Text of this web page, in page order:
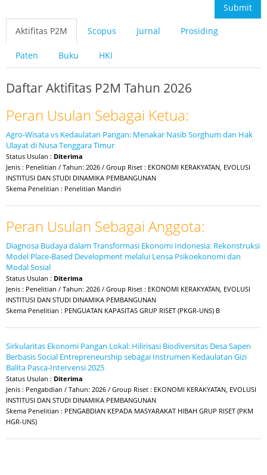
Submit
Aktifitas P2M Scopus Jurnal Prosiding
Paten Buku HKI
Daftar Aktifitas P2M Tahun 2026
Peran Usulan Sebagai Ketua:
Agro-Wisata vs Kedaulatan Pangan: Menakar Nasib Sorghum dan Hak
Ulayat di Nusa Tenggara Timur
Status Usulan : Diterima
Jenis : Penelitian / Tahun: 2026 / Group Riset : EKONOMI KERAKYATAN, EVOLUSI
INSTITUSI DAN STUDI DINAMIKA PEMBANGUNAN
Skema Penelitian : Penelitian Mandiri
Peran Usulan Sebagai Anggota:
Diagnosa Budaya dalam Transformasi Ekonomi Indonesia: Rekonstruksi
Model Place-Based Development melalui Lensa Psikoekonomi dan
Modal Sosial
Status Usulan : Diterima
Jenis : Penelitian / Tahun: 2026 / Group Riset : EKONOMI KERAKYATAN, EVOLUSI
INSTITUSI DAN STUDI DINAMIKA PEMBANGUNAN
Skema Penelitian : PENGUATAN KAPASITAS GRUP RISET (PKGR-UNS) B
Sirkularitas Ekonomi Pangan Lokal: Hilirisasi Biodiversitas Desa Sapen
Berbasis Social Entrepreneurship sebagai Instrumen Kedaulatan Gizi
Balita Pasca-Intervensi 2025
Status Usulan : Diterima
Jenis : Pengabdian / Tahun: 2026 / Group Riset : EKONOMI KERAKYATAN, EVOLUSI
INSTITUSI DAN STUDI DINAMIKA PEMBANGUNAN
Skema Penelitian : PENGABDIAN KEPADA MASYARAKAT HIBAH GRUP RISET (PKM
HGR-UNS)